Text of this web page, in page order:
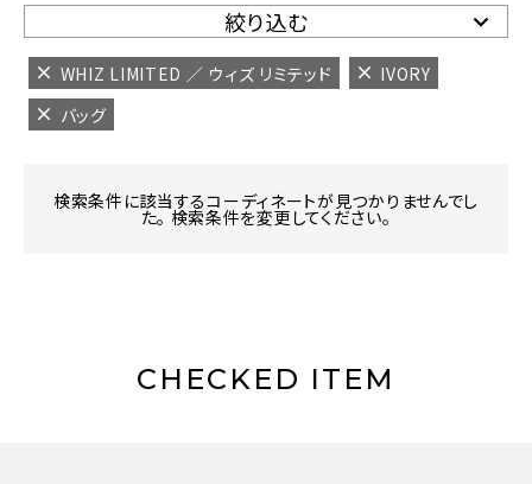
絞り込む
WHIZ LIMITED ／ ウィズ リミテッド
IVORY
バッグ
検索条件に該当するコーディネートが見つかりませんでし
た。 検索条件を変更してください。
CHECKED ITEM